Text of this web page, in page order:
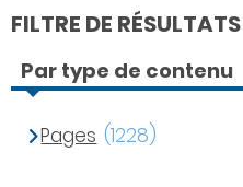
FILTRE DE RÉSULTATS
Par type de contenu
Pages (1228)